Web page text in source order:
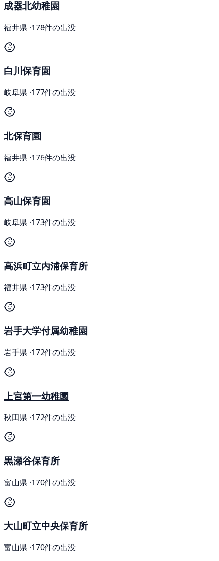
成器北幼稚園
福井県 ·178件の出没
白川保育園
岐阜県 ·177件の出没
北保育園
福井県 ·176件の出没
高山保育園
岐阜県 ·173件の出没
高浜町立内浦保育所
福井県 ·173件の出没
岩手大学付属幼稚園
岩手県 ·172件の出没
上宮第一幼稚園
秋田県 ·172件の出没
黒瀬谷保育所
富山県 ·170件の出没
大山町立中央保育所
富山県 ·170件の出没